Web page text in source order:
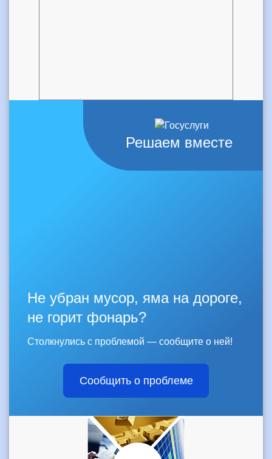
Решаем вместе
Не убран мусор, яма на дороге,
не горит фонарь?
Столкнулись с проблемой — сообщите о ней!
Сообщить о проблеме